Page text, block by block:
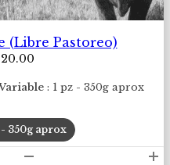
(Libre Pastoreo)
1 pz - 350g aprox
- 350g aprox